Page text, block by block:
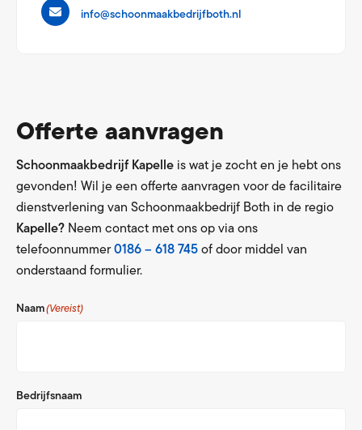
info@schoonmaakbedrijfboth.nl
Offerte aanvragen
Schoonmaakbedrijf Kapelle is wat je zocht en je hebt ons
gevonden! Wil je een offerte aanvragen voor de facilitaire
dienstverlening van Schoonmaakbedrijf Both in de regio
Kapelle? Neem contact met ons op via ons
telefoonnummer0186 – 618 745 of door middel van
onderstaand formulier.
Naam(Vereist)
Bedrijfsnaam